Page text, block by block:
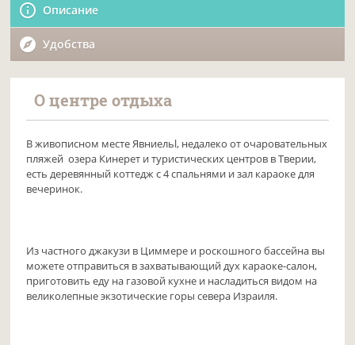
Описание
Удобства
О центре отдыха
В живописном месте Явниельl, недалеко от очаровательных
пляжей озера Кинерет и туристических центров в Тверии,
есть деревянный коттедж с 4 спальнями и зал караоке для
вечеринок.
Из частного джакузи в Циммере и роскошного бассейна вы
можете отправиться в захватывающий дух караоке-салон,
приготовить еду на газовой кухне и насладиться видом на
великолепные экзотические горы севера Израиля.